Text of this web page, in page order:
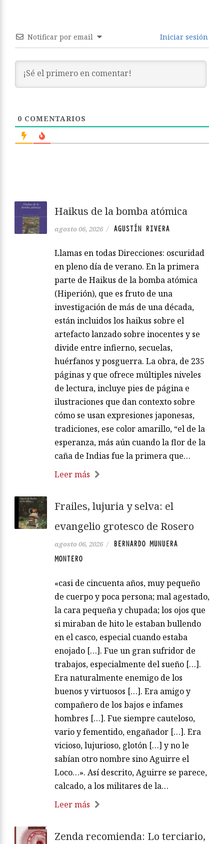
Notificar por email Iniciar sesión
0 COMENTARIOS
Haikus de la bomba atómica
agosto 06, 2026 / AGUSTÍN RIVERA
Llamas en todas Direcciones: oscuridad
en pleno día de verano. En la primera
parte de Haikus de la bomba atómica
(Hiperión), que es fruto de una
investigación de más de una década,
están incluidos los haikus sobre el
artefacto lanzado sobre inocentes y se
divide entre infierno, secuelas,
huérfanos y posguerra. La obra, de 235
páginas y que ofrece múltiples niveles
de lectura, incluye pies de página e
ilustraciones que dan contexto sobre
cómo se usan expresiones japonesas,
tradiciones, ese color amarillo, “el de la
esperanza, más aún cuando la flor de la
caña de Indias fue la primera que…
Leer más
Frailes, lujuria y selva: el
evangelio grotesco de Rosero
agosto 06, 2026 /
BERNARDO MUNUERA
MONTERO
«casi de cincuenta años, muy pequeño
de cuerpo y poca persona; mal agestado,
la cara pequeña y chupada; los ojos que
si miraban de hito le estaban bullendo
en el casco, especial cuando estaba
enojado […]. Fue un gran sufridor de
trabajos, especialmente del sueño […].
Era naturalmente enemigo de los
buenos y virtuosos […]. Era amigo y
compañero de los bajos e infames
hombres […]. Fue siempre cauteloso,
vario y fementido, engañador […]. Era
vicioso, lujurioso, glotón […] y no le
sabían otro nombre sino Aguirre el
Loco…». Así descrito, Aguirre se parece,
calcado, a los militares de la…
Leer más
Zenda recomienda: Lo terciario,